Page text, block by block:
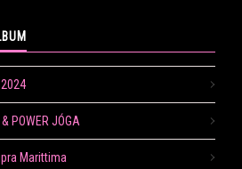
POWER JÓGA
Marittima